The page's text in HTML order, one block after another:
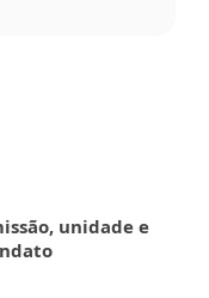
unidade e